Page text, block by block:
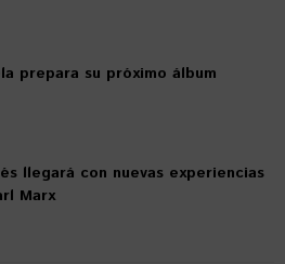
prepara su próximo álbum
llegará con nuevas experiencias
Marx